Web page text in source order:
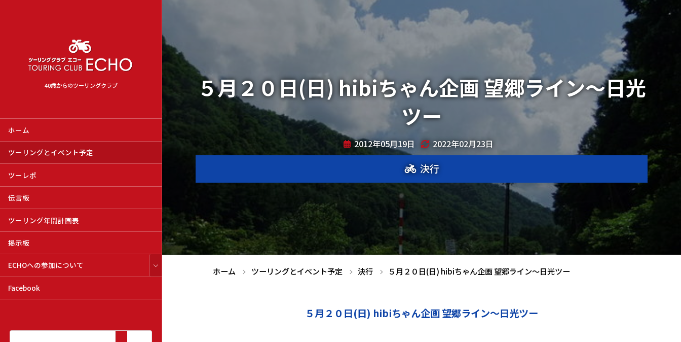
40歳からのツーリングクラブ
ホーム
ツーリングとイベント予定
ツーレポ
伝言板
ツーリング年間計画表
掲示板
ECHOへの参加について
Facebook
５月２０日(日) hibiちゃん企画 望郷ライン～日光
ツー
2012年05月19日 2022年02月23日
決行
ホーム ツーリングとイベント予定 決行 ５月２０日(日) hibiちゃん企画 望郷ライン～日光ツー
５月２０日(日) hibiちゃん企画 望郷ライン～日光ツー